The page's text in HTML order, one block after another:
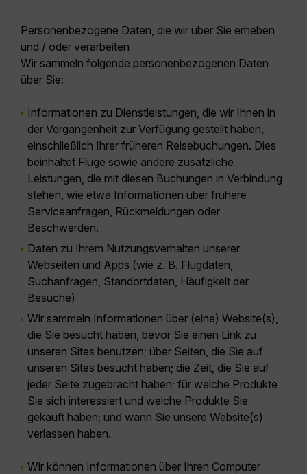
Personenbezogene Daten, die wir über Sie erheben
und / oder verarbeiten
Wir sammeln folgende personenbezogenen Daten
über Sie:
Informationen zu Dienstleistungen, die wir Ihnen in
der Vergangenheit zur Verfügung gestellt haben,
einschließlich Ihrer früheren Reisebuchungen. Dies
beinhaltet Flüge sowie andere zusätzliche
Leistungen, die mit diesen Buchungen in Verbindung
stehen, wie etwa Informationen über frühere
Serviceanfragen, Rückmeldungen oder
Beschwerden.
Daten zu Ihrem Nutzungsverhalten unserer
Webseiten und Apps (wie z. B. Flugdaten,
Suchanfragen, Standortdaten, Häufigkeit der
Besuche)
Wir sammeln Informationen über (eine) Website(s),
die Sie besucht haben, bevor Sie einen Link zu
unseren Sites benutzen; über Seiten, die Sie auf
unseren Sites besucht haben; die Zeit, die Sie auf
jeder Seite zugebracht haben; für welche Produkte
Sie sich interessiert und welche Produkte Sie
gekauft haben; und wann Sie unsere Website(s)
verlassen haben.
Wir können Informationen über Ihren Computer